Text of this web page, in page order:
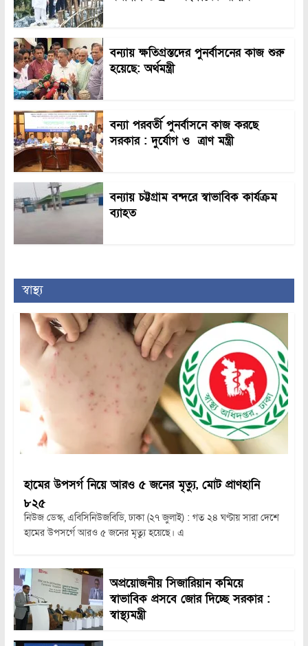
বন্যায় ক্ষতিগ্রস্তদের পুনর্বাসনের কাজ শুরু
হয়েছে: অর্থমন্ত্রী
বন্যা পরবর্তী পুনর্বাসনে কাজ করছে
সরকার : দুর্যোগ ও ত্রাণ মন্ত্রী
বন্যায় চট্টগ্রাম বন্দরে স্বাভাবিক কার্যক্রম
ব্যাহত
স্বাস্থ্য
হামের উপসর্গ নিয়ে আরও ৫ জনের মৃত্যু, মোট প্রাণহানি
৮২৫
নিউজ ডেস্ক, এবিসিনিউজবিডি, ঢাকা (২৭ জুলাই) : গত ২৪ ঘণ্টায় সারা দেশে
হামের উপসর্গে আরও ৫ জনের মৃত্যু হয়েছে। এ
অপ্রয়োজনীয় সিজারিয়ান কমিয়ে
স্বাভাবিক প্রসবে জোর দিচ্ছে সরকার :
স্বাস্থ্যমন্ত্রী